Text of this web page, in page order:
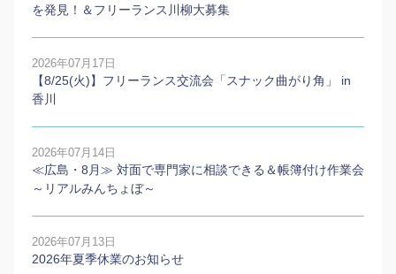
を発見！＆フリーランス川柳大募集
2026年07月17日
【8/25(火)】フリーランス交流会「スナック曲がり角」 in
香川
2026年07月14日
≪広島・8月≫ 対面で専門家に相談できる＆帳簿付け作業会
～リアルみんちょぼ～
2026年07月13日
2026年夏季休業のお知らせ